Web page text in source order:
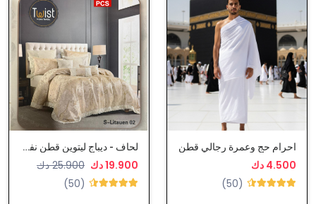
احرام حج وعمرة رجالي قطن
4.500 دك
(50)
لحاف - ديباج ليتوين قطن نفر ونص
19.900 دك
25.900 دك
(50)